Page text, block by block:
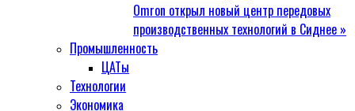
Omron открыл новый центр передовых
производственных технологий в Сиднее »
Промышленность
ЦАТы
Технологии
Экономика